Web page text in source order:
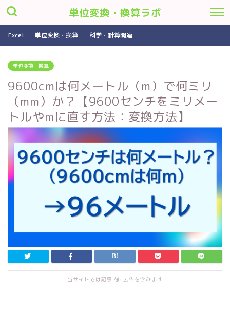
単位変換・換算ラボ
Excel 単位変換・換算 科学・計算関連
単位変換・換算
9600cmは何メートル（m）で何ミリ
（mm）か？【9600センチをミリメー
トルやmに直す方法：変換方法】
当サイトでは記事内に広告を含みます